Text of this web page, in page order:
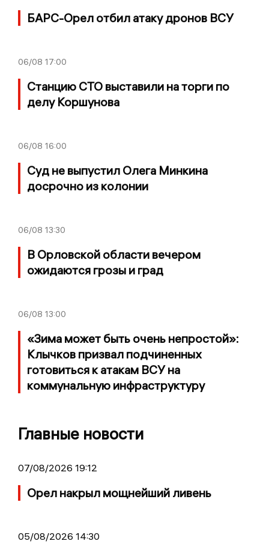
БАРС-Орел отбил атаку дронов ВСУ
06/08 17:00
Станцию СТО выставили на торги по
делу Коршунова
06/08 16:00
Суд не выпустил Олега Минкина
досрочно из колонии
06/08 13:30
В Орловской области вечером
ожидаются грозы и град
06/08 13:00
«Зима может быть очень непростой»:
Клычков призвал подчиненных
готовиться к атакам ВСУ на
коммунальную инфраструктуру
Главные новости
07/08/2026 19:12
Орел накрыл мощнейший ливень
05/08/2026 14:30